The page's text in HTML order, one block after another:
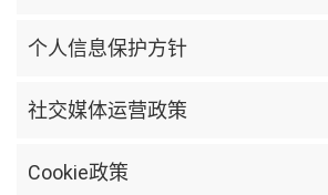
个人信息保护方针
社交媒体运营政策
Cookie政策